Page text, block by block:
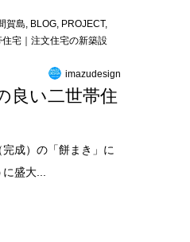
賀島, BLOG, PROJECT,
宅｜注文住宅の新築設
imazudesign
良い二世帯住
成）の「餅まき」に
盛大...